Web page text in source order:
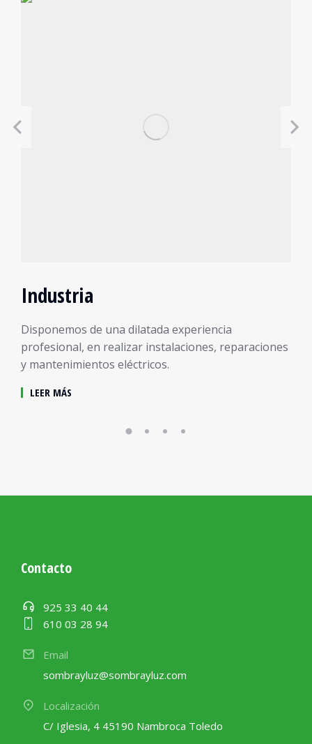
Industria
Disponemos de una dilatada experiencia
profesional, en realizar instalaciones, reparaciones
y mantenimientos eléctricos.
LEER MÁS
Contacto
925 33 40 44
610 03 28 94
Email
sombrayluz@sombrayluz.com
Localización
C/ Iglesia, 4 45190 Nambroca Toledo